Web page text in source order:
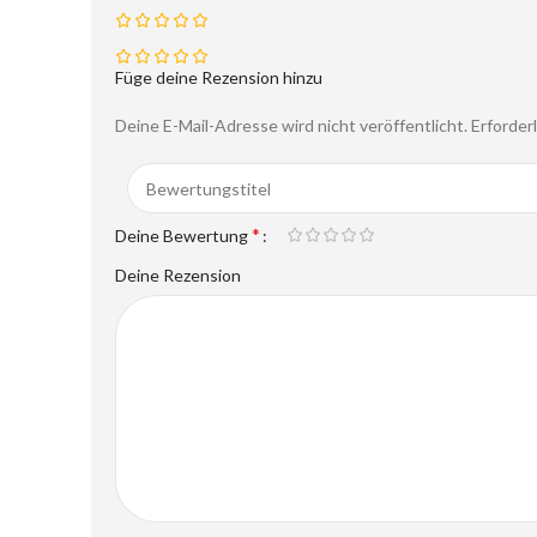
Füge deine Rezension hinzu
Deine E-Mail-Adresse wird nicht veröffentlicht.
Deine Bewertung*
Deine Rezension